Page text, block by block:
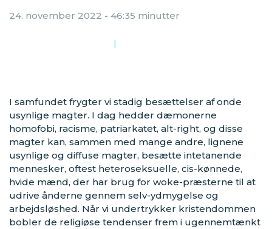
24. november 2022 - 46:35 minutter
I samfundet frygter vi stadig besættelser af onde
usynlige magter. I dag hedder dæmonerne
homofobi, racisme, patriarkatet, alt-right, og disse
magter kan, sammen med mange andre, lignene
usynlige og diffuse magter, besætte intetanende
mennesker, oftest heteroseksuelle, cis-kønnede,
hvide mænd, der har brug for woke-præsterne til at
udrive ånderne gennem selv-ydmygelse og
arbejdsløshed. Når vi undertrykker kristendommen
bobler de religiøse tendenser frem i ugennemtænkt